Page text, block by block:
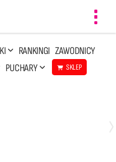
RANKINGI ZAWODNICY
PUCHARY SKLEP